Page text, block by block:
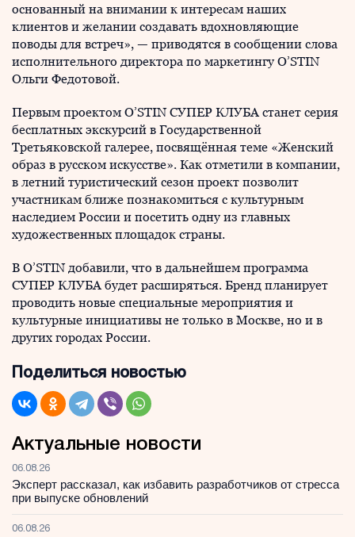
основанный на внимании к интересам наших
клиентов и желании создавать вдохновляющие
поводы для встреч», — приводятся в сообщении слова
исполнительного директора по маркетингу O’STIN
Ольги Федотовой.
Первым проектом O’STIN СУПЕР КЛУБА станет серия
бесплатных экскурсий в Государственной
Третьяковской галерее, посвящённая теме «Женский
образ в русском искусстве». Как отметили в компании,
в летний туристический сезон проект позволит
участникам ближе познакомиться с культурным
наследием России и посетить одну из главных
художественных площадок страны.
В O’STIN добавили, что в дальнейшем программа
СУПЕР КЛУБА будет расширяться. Бренд планирует
проводить новые специальные мероприятия и
культурные инициативы не только в Москве, но и в
других городах России.
Поделиться новостью
Актуальные новости
06.08.26
Эксперт рассказал, как избавить разработчиков от стресса
при выпуске обновлений
06.08.26